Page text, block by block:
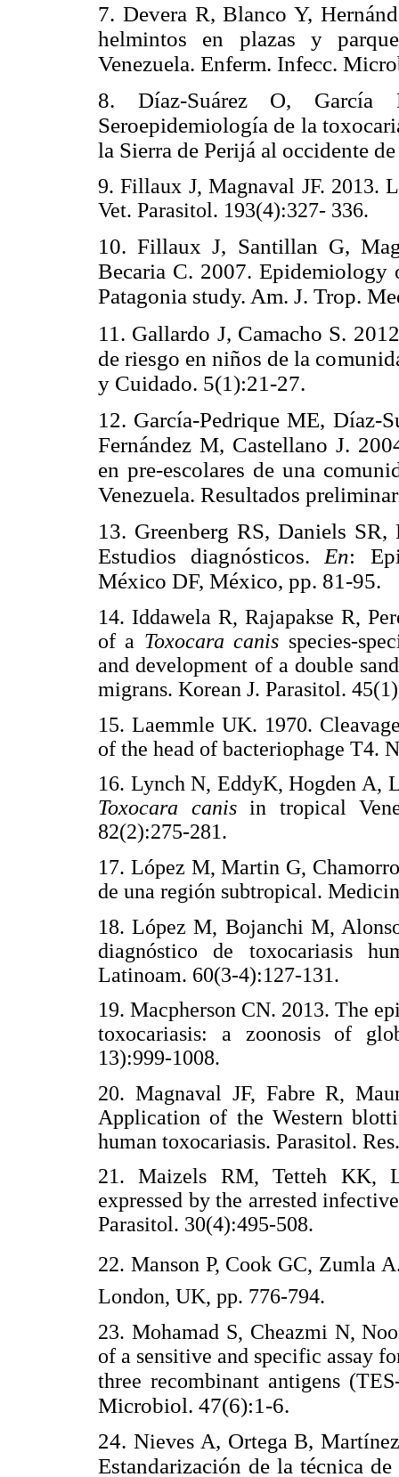
7. Devera R, Blanco Y,
helmintos en plazas y
Venezuela. Enferm. Infecc.
8. Díaz-Suárez O,
Seroepidemiología de la
la Sierra de Perijá al occidente
9. Fillaux J, Magnaval JF. 2013.
Vet. Parasitol. 193(4):327- 336.
10. Fillaux J, Santillan G,
Becaria C. 2007. Epidemiology
Patagonia study. Am. J. Trop.
11. Gallardo J, Camacho S.
de riesgo en niños de la
y Cuidado. 5(1):21-27.
12. García-Pedrique ME, Díaz-
Fernández M, Castellano J.
en pre-escolares de una
Venezuela. Resultados
13. Greenberg RS, Daniels
Estudios diagnósticos. En:
México DF, México, pp. 81-95.
14. Iddawela R, Rajapakse R,
of a Toxocara canis species-
and development of a double
migrans. Korean J. Parasitol.
15. Laemmle UK. 1970.
of the head of bacteriophage T4.
16. Lynch N, EddyK, Hogden A,
Toxocara canisin tropical
82(2):275-281.
17. López M, Martin G,
de una región subtropical.
18. López M, Bojanchi M,
diagnóstico de toxocariasis
Latinoam. 60(3-4):127-131.
19. Macpherson CN. 2013. The
toxocariasis: a zoonosis of
13):999-1008.
20. Magnaval JF, Fabre R,
Application of the Western
human toxocariasis. Parasitol.
21. Maizels RM, Tetteh KK,
expressed by the arrested
Parasitol. 30(4):495-508.
22. Manson P, Cook GC, Zumla
London, UK, pp. 776-794.
23. Mohamad S, Cheazmi N,
of a sensitive and specific assay
three recombinant antigens
Microbiol. 47(6):1-6.
24. Nieves A, Ortega B, M
Estandarización de la técnica